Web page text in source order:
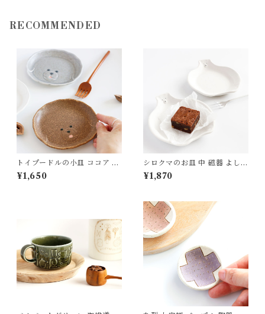
RECOMMENDED
トイプードルの小皿 ココア 磁
器 よしざわ窯 益子
¥1,650
シロクマのお皿 中 磁器 よしざ
わ窯
¥1,870